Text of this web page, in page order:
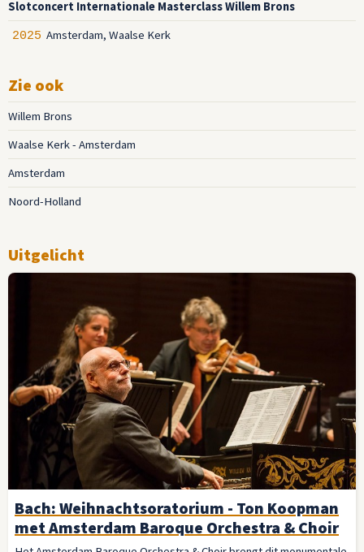
Slotconcert Internationale Masterclass Willem Brons
2025 Amsterdam, Waalse Kerk
Zie ook
Willem Brons
Waalse Kerk - Amsterdam
Amsterdam
Noord-Holland
Uitgelicht
Bach: Weihnachtsoratorium - Ton Koopman
met Amsterdam Baroque Orchestra & Choir